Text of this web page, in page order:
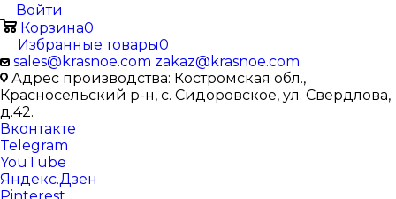
Войти
Корзина0
Избранные товары0
sales@krasnoe.com zakaz@krasnoe.com
Адрес производства: Костромская обл.,
Красносельский р-н, с. Сидоровское, ул. Свердлова,
д.42.
Вконтакте
Telegram
YouTube
Яндекс.Дзен